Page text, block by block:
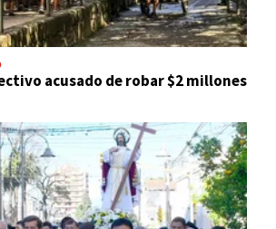
acusado de robar $2 millones